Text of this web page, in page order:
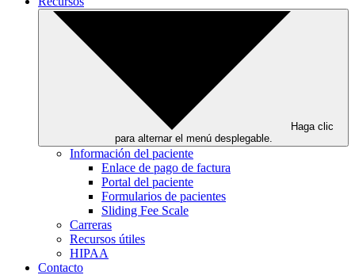
Haga clic
para alternar el menú desplegable.
Información del paciente
Enlace de pago de factura
Portal del paciente
Formularios de pacientes
Sliding Fee Scale
Carreras
Recursos útiles
HIPAA
Contacto